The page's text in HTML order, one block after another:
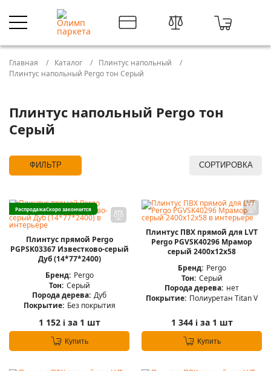
Главная Каталог
Плинтус напольный
Плинтус напольный Pergo тон Серый
Плинтус напольный Pergo тон
Серый
ФИЛЬТР СОРТИРОВКА
РаспродажаСкоро закончится
Плинтус прямой Pergo
PGPSK03367 Известково-серый
Дуб (14*77*2400)
Бренд: Pergo
Тон: Серый
Порода дерева: Дуб
Покрытие: Без покрытия
1 152 iза 1 шт
Купить
Плинтус ПВХ прямой для LVT
Pergo PGVSK40296 Мрамор
серый 2400х12х58
Бренд: Pergo
Тон: Серый
Порода дерева: нет
Покрытие: Полиуретан Titan V
1 344 iза 1 шт
Купить